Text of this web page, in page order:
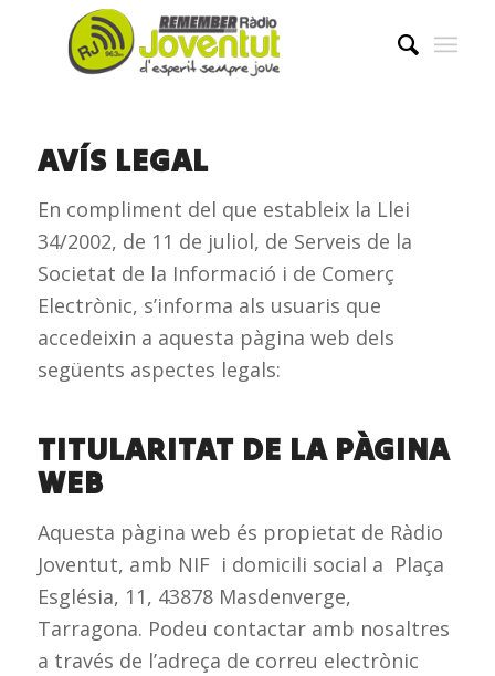
AVÍS LEGAL
En compliment del que estableix la Llei
34/2002, de 11 de juliol, de Serveis de la
Societat de la Informació i de Comerç
Electrònic, s’informa als usuaris que
accedeixin a aquesta pàgina web dels
següents aspectes legals:
TITULARITAT DE LA PÀGINA
WEB
Aquesta pàgina web és propietat de Ràdio
Joventut, amb NIF i domicili social a Plaça
Església, 11, 43878 Masdenverge,
Tarragona. Podeu contactar amb nosaltres
a través de l’adreça de correu electrònic